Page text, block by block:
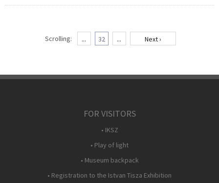
Scrolling: ... 32 ... Next ›
FOR VISITORS
• IKSZ
• Play of light
• Museum backpack
• Registration to the Istvan Tisza Exhibition